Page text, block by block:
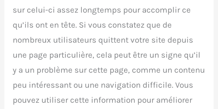
sur celui-ci assez longtemps pour accomplir ce
qu’ils ont en tête. Si vous constatez que de
nombreux utilisateurs quittent votre site depuis
une page particulière, cela peut être un signe qu’il
y a un problème sur cette page, comme un contenu
peu intéressant ou une navigation difficile. Vous
pouvez utiliser cette information pour améliorer